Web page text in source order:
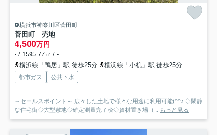
横浜市神奈川区菅田町
菅田町 売地
4,500万円
- / 1595.77㎡ / -
横浜線「鴨居」駅 徒歩25分
横浜線「小机」駅 徒歩25分
都市ガス 公共下水
～セールスポイント～ 広々した土地で様々な用途に利用可能(^^♪ ◇閑静
な住宅街◇大型敷地◇確定測量完了済◇資材置き場（... もっと見る